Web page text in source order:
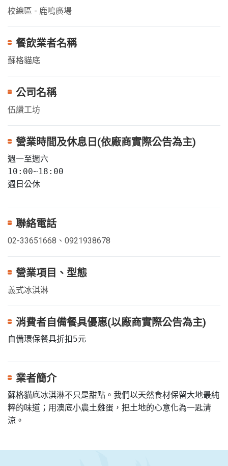
校總區 - 鹿鳴廣場
餐飲業者名稱
蘇格貓底
公司名稱
伍讚工坊
營業時間及休息日(依廠商實際公告為主)
週一至週六
10:00~18:00
週日公休
聯絡電話
02-33651668、0921938678
營業項目、型態
義式冰淇淋
消費者自備餐具優惠(以廠商實際公告為主)
自備環保餐具折扣5元
業者簡介
蘇格貓底冰淇淋不只是甜點。我們以天然食材保留大地最純
粹的味道；用澳底小農土雞蛋，把土地的心意化為一匙清
涼。